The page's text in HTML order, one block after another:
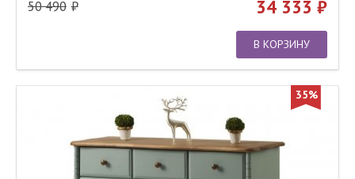
50 490 34 333
В КОРЗИНУ
35%